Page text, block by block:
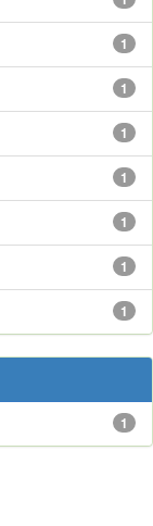
1
1
1
1
1
1
1
1